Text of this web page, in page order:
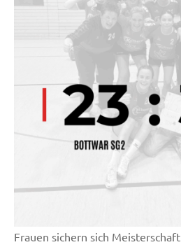
Frauen sichern sich Meisterschaft